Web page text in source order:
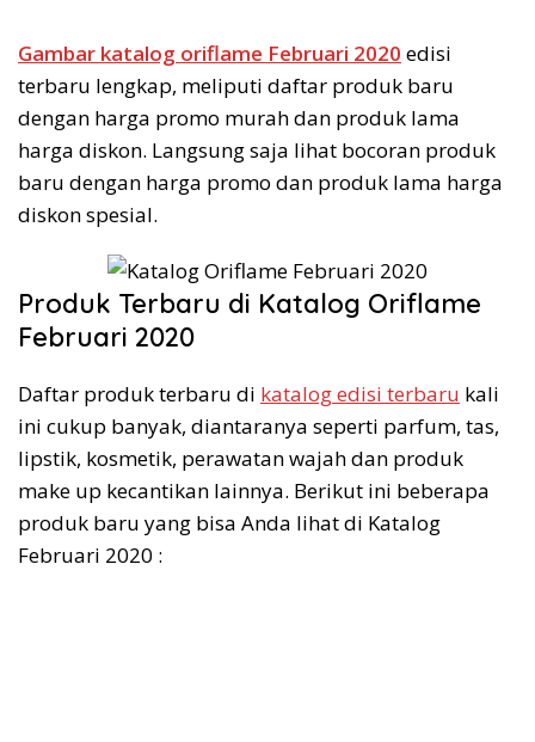
Gambar katalog oriflame Februari 2020 edisi
terbaru lengkap, meliputi daftar produk baru
dengan harga promo murah dan produk lama
harga diskon. Langsung saja lihat bocoran produk
baru dengan harga promo dan produk lama harga
diskon spesial.
Produk Terbaru di Katalog Oriflame
Februari 2020
Daftar produk terbaru di katalog edisi terbaru kali
ini cukup banyak, diantaranya seperti parfum, tas,
lipstik, kosmetik, perawatan wajah dan produk
make up kecantikan lainnya. Berikut ini beberapa
produk baru yang bisa Anda lihat di Katalog
Februari 2020 :